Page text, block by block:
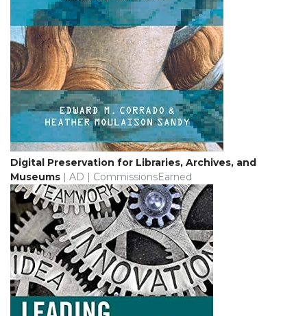
Digital Preservation for Libraries, Archives, and
Museums | AD | CommissionsEarned